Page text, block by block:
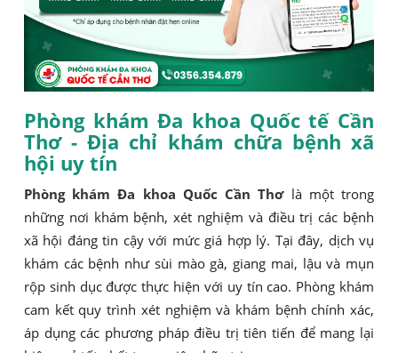
Phòng khám Đa khoa Quốc tế Cần
Thơ - Địa chỉ khám chữa bệnh xã
hội uy tín
Phòng khám Đa khoa Quốc Cần Thơlà một trong
những nơi khám bệnh, xét nghiệm và điều trị các bệnh
xã hội đáng tin cậy với mức giá hợp lý. Tại đây, dịch vụ
khám các bệnh như sùi mào gà, giang mai, lậu và mụn
rộp sinh dục được thực hiện với uy tín cao. Phòng khám
cam kết quy trình xét nghiệm và khám bệnh chính xác,
áp dụng các phương pháp điều trị tiên tiến để mang lại